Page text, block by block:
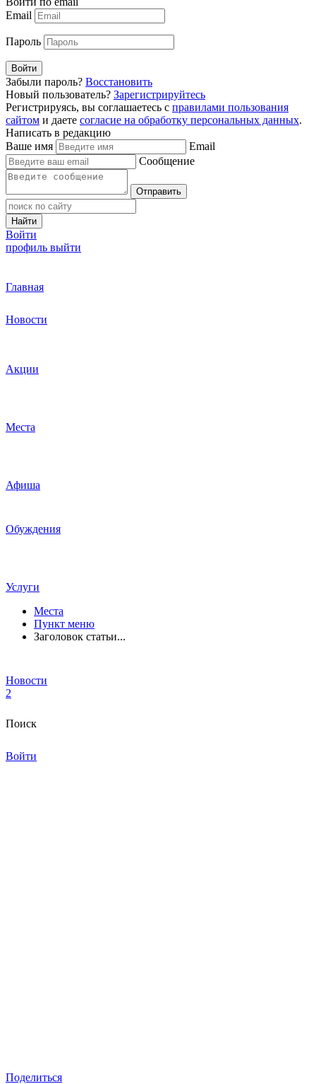
Email
Пароль
Войти
Забыли пароль? Восстановить
Новый пользователь? Зарегистрируйтесь
Регистрируясь, вы соглашаетесь с правилами пользования
сайтом и даете согласие на обработку персональных данных.
Написать в редакцию
Ваше имя
Email
Сообщение
Отправить
Найти
Войти
профиль выйти
Главная
Новости
Акции
Места
Афиша
Обуждения
Услуги
Места
Пункт меню
Заголовок статьи...
Новости
2
Поиск
Войти
Поделиться